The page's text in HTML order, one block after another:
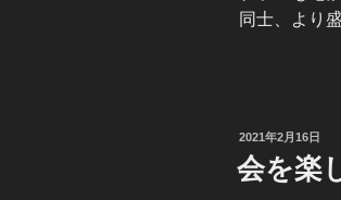
同士、より
投
稿
日:
2021年2月16日
会を楽